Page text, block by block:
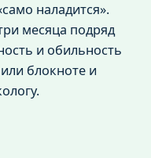
наладится».
месяца подряд
и обильность
блокноте и